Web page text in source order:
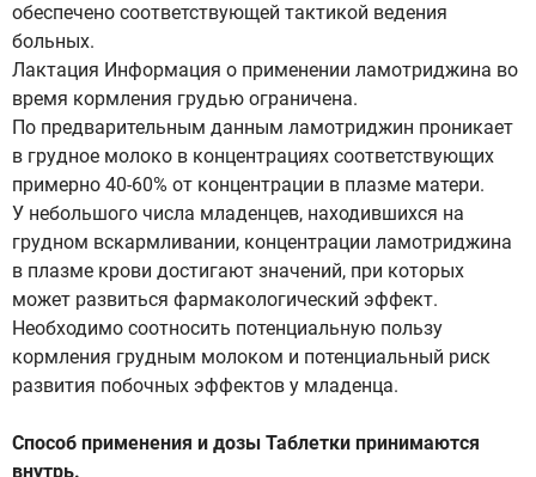
обеспечено соответствующей тактикой ведения
больных.
Лактация Информация о применении ламотриджина во
время кормления грудью ограничена.
По предварительным данным ламотриджин проникает
в грудное молоко в концентрациях соответствующих
примерно 40-60% от концентрации в плазме матери.
У небольшого числа младенцев, находившихся на
грудном вскармливании, концентрации ламотриджина
в плазме крови достигают значений, при которых
может развиться фармакологический эффект.
Необходимо соотносить потенциальную пользу
кормления грудным молоком и потенциальный риск
развития побочных эффектов у младенца.
Способ применения и дозы Таблетки принимаются
внутрь.